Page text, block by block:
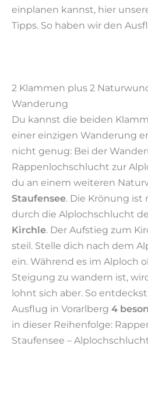
einplanen kannst, hier
Tipps. So haben wir den
2 Klammen plus 2
Wanderung
Du kannst die beiden
einer einzigen Wanderung
nicht genug: Bei der
Rappenlochschlucht zur
du an einem weiteren
Staufensee. Die Krönung ist
durch die Alplochschlucht
Kirchle. Der Aufstieg zum
steil. Stelle dich nach dem
ein. Während es im Alploch
Steigung zu wandern ist,
lohnt sich aber. So
Ausflug in Vorarlberg 4
in dieser Reihenfolge:
Staufensee –